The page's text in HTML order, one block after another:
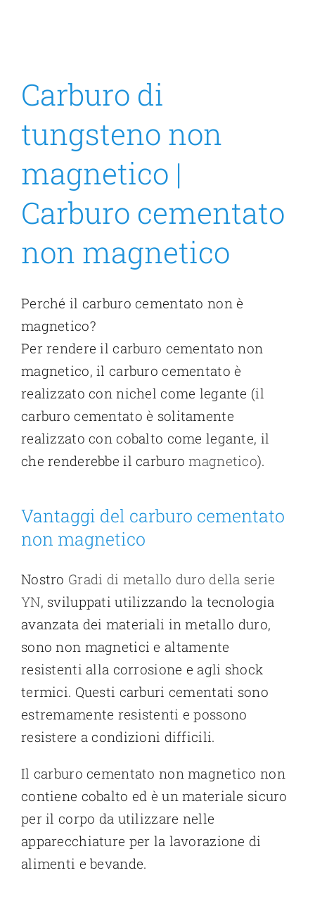
Carburo di
tungsteno non
magnetico |
Carburo cementato
non magnetico
Perché il carburo cementato non è
magnetico?
Per rendere il carburo cementato non
magnetico, il carburo cementato è
realizzato con nichel come legante (il
carburo cementato è solitamente
realizzato con cobalto come legante, il
che renderebbe il carburomagnetico).
Vantaggi del carburo cementato
non magnetico
Nostro Gradi di metallo duro della serie
YN, sviluppati utilizzando la tecnologia
avanzata dei materiali in metallo duro,
sono non magnetici e altamente
resistenti alla corrosione e agli shock
termici. Questi carburi cementati sono
estremamente resistenti e possono
resistere a condizioni difficili.
Il carburo cementato non magnetico non
contiene cobalto ed è un materiale sicuro
per il corpo da utilizzare nelle
apparecchiature per la lavorazione di
alimenti e bevande.